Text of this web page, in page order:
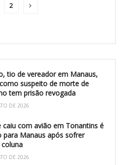
2
tio de vereador em Manaus,
suspeito de morte de
tem prisão revogada
DE 2026
caiu com avião em Tonantins é
para Manaus após sofrer
DE 2026